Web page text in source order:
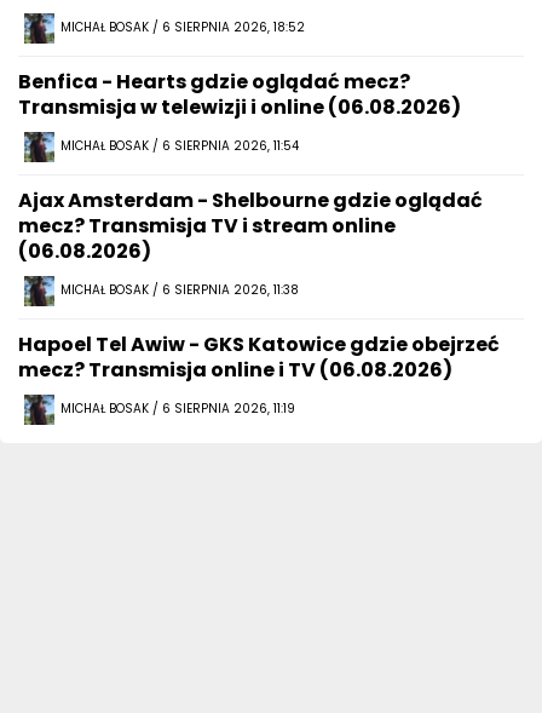
MICHAŁ BOSAK / 6 SIERPNIA 2026, 18:52
Benfica - Hearts gdzie oglądać mecz?
Transmisja w telewizji i online (06.08.2026)
MICHAŁ BOSAK / 6 SIERPNIA 2026, 11:54
Ajax Amsterdam - Shelbourne gdzie oglądać
mecz? Transmisja TV i stream online
(06.08.2026)
MICHAŁ BOSAK / 6 SIERPNIA 2026, 11:38
Hapoel Tel Awiw - GKS Katowice gdzie obejrzeć
mecz? Transmisja online i TV (06.08.2026)
MICHAŁ BOSAK / 6 SIERPNIA 2026, 11:19